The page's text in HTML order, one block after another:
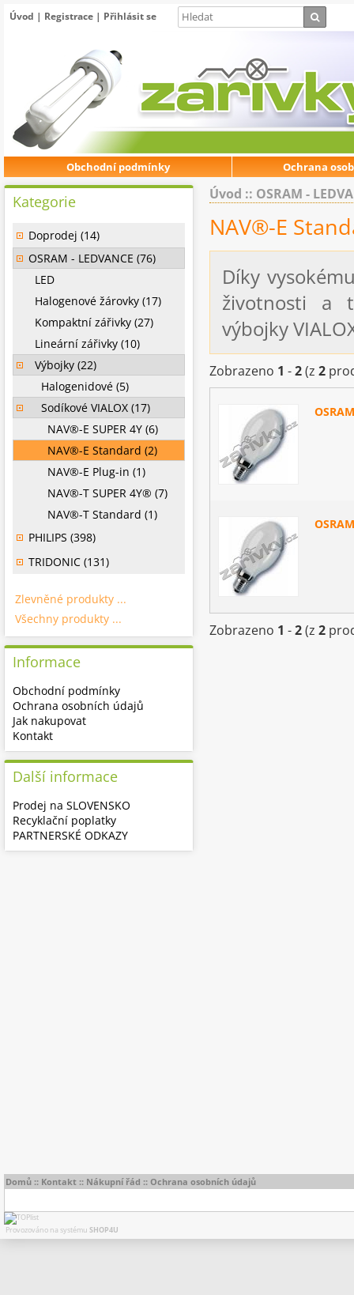
Úvod | Registrace | Přihlásit se
Obchodní podmínky Ochrana
Úvod :: OSRAM -
NAV®-E
Díky
životnosti a
výbojky
Zobrazeno 1 -2(z 2
Zobrazeno 1 -2(z 2
Kategorie
Doprodej (14)
OSRAM - LEDVANCE (76)
LED
Halogenové žárovky (17)
Kompaktní zářivky (27)
Lineární zářivky (10)
Výbojky (22)
Halogenidové (5)
Sodíkové VIALOX (17)
NAV®-E SUPER 4Y (6)
NAV®-E Standard (2)
NAV®-E Plug-in (1)
NAV®-T SUPER 4Y® (7)
NAV®-T Standard (1)
PHILIPS (398)
TRIDONIC (131)
Zlevněné produkty ...
Všechny produkty ...
Informace
Obchodní podmínky
Ochrana osobních údajů
Jak nakupovat
Kontakt
Další informace
Prodej na SLOVENSKO
Recyklační poplatky
PARTNERSKÉ ODKAZY
Domů :: Kontakt :: Nákupní řád :: Ochrana osobních údajů
Provozováno na systému SHOP4U